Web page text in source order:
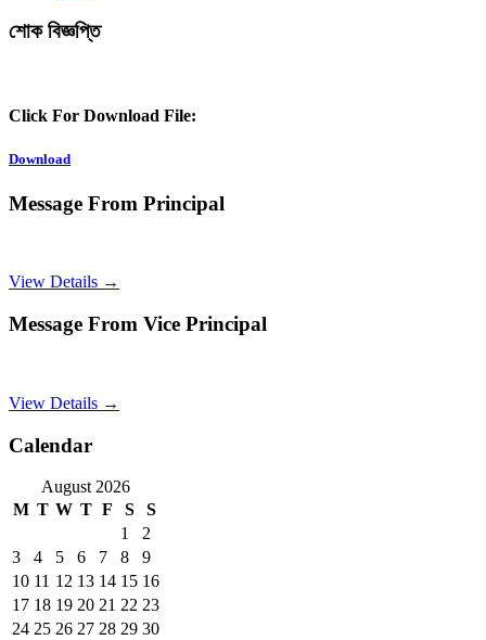
শোক বিজ্ঞপ্তি
Click For Download File:
Download
Message From Principal
View Details →
Message From Vice Principal
View Details →
Calendar
August 2026
M T W T F S
S
1
2
3
4 5 6 7 8
9
10 11 12 13 14 15 16
17 18 19 20 21 22 23
24 25 26 27 28 29 30